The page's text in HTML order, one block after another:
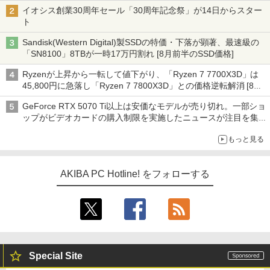
イオシス創業30周年セール「30周年記念祭」が14日からスター
ト
Sandisk(Western Digital)製SSDの特価・下落が顕著、最速級の
「SN8100」8TBが一時17万円割れ [8月前半のSSD価格]
Ryzenが上昇から一転して値下がり、「Ryzen 7 7700X3D」は
45,800円に急落し「Ryzen 7 7800X3D」との価格逆転解消 [8月
前半のCPU価格]
GeForce RTX 5070 Ti以上は安価なモデルが売り切れ。一部ショ
ップがビデオカードの購入制限を実施したニュースが注目を集め
もっと見る
AKIBA PC Hotline! をフォローする
Special Site